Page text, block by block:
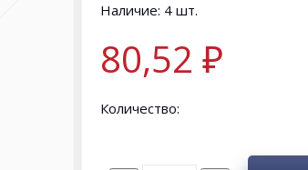
Наличие: 4 шт.
80,52 ₽
Количество: